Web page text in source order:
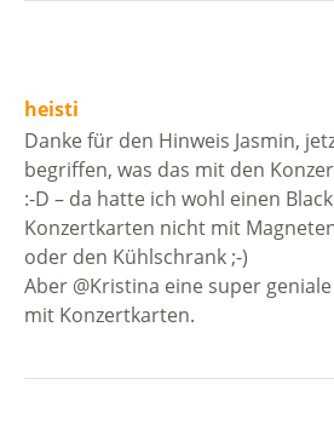
heisti
Danke für den Hinweis Jasmin,
begriffen, was das mit den
:-D – da hatte ich wohl einen
Konzertkarten nicht mit
oder den Kühlschrank ;-)
Aber @Kristina eine super
mit Konzertkarten.